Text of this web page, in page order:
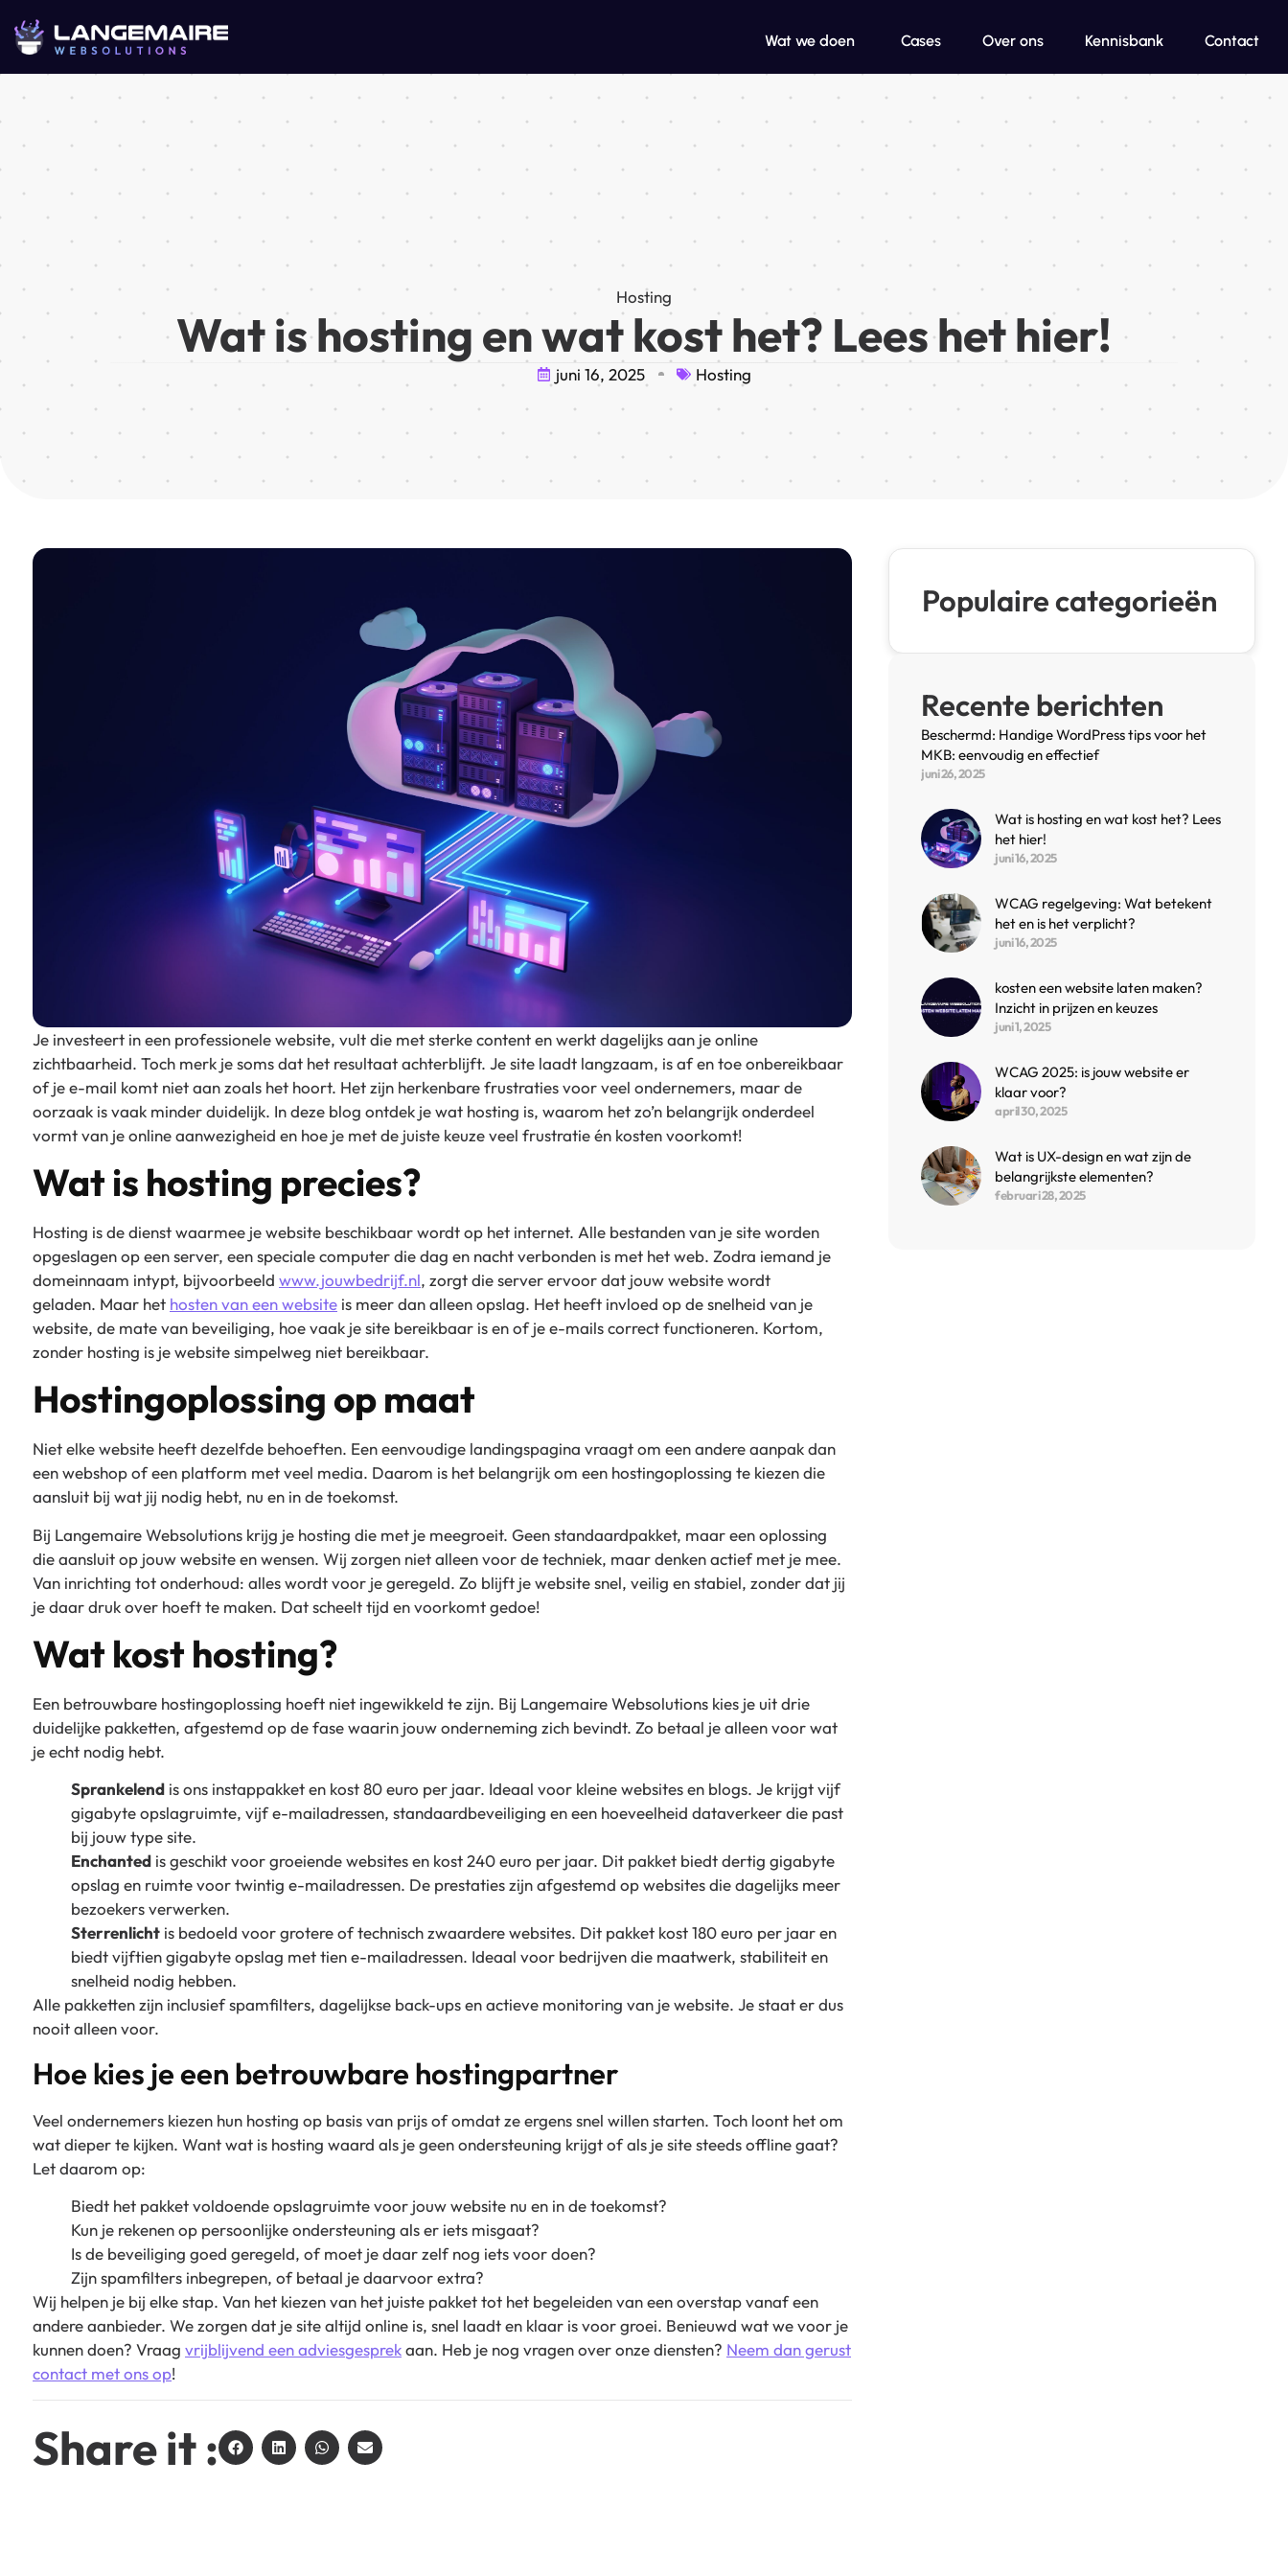
Wat we doen Cases Over ons Kennisbank Contact
Hosting
Wat is hosting en wat kost het? Lees het hier!
juni 16, 2025 Hosting
Je investeert in een professionele website, vult die met sterke content en werkt dagelijks aan je online
zichtbaarheid. Toch merk je soms dat het resultaat achterblijft. Je site laadt langzaam, is af en toe onbereikbaar
of je e-mail komt niet aan zoals het hoort. Het zijn herkenbare frustraties voor veel ondernemers, maar de
oorzaak is vaak minder duidelijk. In deze blog ontdek je wat hosting is, waarom het zo’n belangrijk onderdeel
vormt van je online aanwezigheid en hoe je met de juiste keuze veel frustratie én kosten voorkomt!
Wat is hosting precies?
Hosting is de dienst waarmee je website beschikbaar wordt op het internet. Alle bestanden van je site worden
opgeslagen op een server, een speciale computer die dag en nacht verbonden is met het web. Zodra iemand je
domeinnaam intypt, bijvoorbeeld www.jouwbedrijf.nl, zorgt die server ervoor dat jouw website wordt
geladen. Maar het hosten van een website is meer dan alleen opslag. Het heeft invloed op de snelheid van je
website, de mate van beveiliging, hoe vaak je site bereikbaar is en of je e-mails correct functioneren. Kortom,
zonder hosting is je website simpelweg niet bereikbaar.
Hostingoplossing op maat
Niet elke website heeft dezelfde behoeften. Een eenvoudige landingspagina vraagt om een andere aanpak dan
een webshop of een platform met veel media. Daarom is het belangrijk om een hostingoplossing te kiezen die
aansluit bij wat jij nodig hebt, nu en in de toekomst.
Bij Langemaire Websolutions krijg je hosting die met je meegroeit. Geen standaardpakket, maar een oplossing
die aansluit op jouw website en wensen. Wij zorgen niet alleen voor de techniek, maar denken actief met je mee.
Van inrichting tot onderhoud: alles wordt voor je geregeld. Zo blijft je website snel, veilig en stabiel, zonder dat jij
je daar druk over hoeft te maken. Dat scheelt tijd en voorkomt gedoe!
Wat kost hosting?
Een betrouwbare hostingoplossing hoeft niet ingewikkeld te zijn. Bij Langemaire Websolutions kies je uit drie
duidelijke pakketten, afgestemd op de fase waarin jouw onderneming zich bevindt. Zo betaal je alleen voor wat
je echt nodig hebt.
Sprankelend is ons instappakket en kost 80 euro per jaar. Ideaal voor kleine websites en blogs. Je krijgt vijf
gigabyte opslagruimte, vijf e-mailadressen, standaardbeveiliging en een hoeveelheid dataverkeer die past
bij jouw type site.
Enchanted is geschikt voor groeiende websites en kost 240 euro per jaar. Dit pakket biedt dertig gigabyte
opslag en ruimte voor twintig e-mailadressen. De prestaties zijn afgestemd op websites die dagelijks meer
bezoekers verwerken.
Sterrenlicht is bedoeld voor grotere of technisch zwaardere websites. Dit pakket kost 180 euro per jaar en
biedt vijftien gigabyte opslag met tien e-mailadressen. Ideaal voor bedrijven die maatwerk, stabiliteit en
snelheid nodig hebben.
Alle pakketten zijn inclusief spamfilters, dagelijkse back-ups en actieve monitoring van je website. Je staat er dus
nooit alleen voor.
Hoe kies je een betrouwbare hostingpartner
Veel ondernemers kiezen hun hosting op basis van prijs of omdat ze ergens snel willen starten. Toch loont het om
wat dieper te kijken. Want wat is hosting waard als je geen ondersteuning krijgt of als je site steeds offline gaat?
Let daarom op:
Biedt het pakket voldoende opslagruimte voor jouw website nu en in de toekomst?
Kun je rekenen op persoonlijke ondersteuning als er iets misgaat?
Is de beveiliging goed geregeld, of moet je daar zelf nog iets voor doen?
Zijn spamfilters inbegrepen, of betaal je daarvoor extra?
Wij helpen je bij elke stap. Van het kiezen van het juiste pakket tot het begeleiden van een overstap vanaf een
andere aanbieder. We zorgen dat je site altijd online is, snel laadt en klaar is voor groei. Benieuwd wat we voor je
kunnen doen? Vraag vrijblijvend een adviesgesprekaan. Heb je nog vragen over onze diensten? Neem dan gerust
contact met ons op!
Share it :
Populaire categorieën
Recente berichten
Beschermd: Handige WordPress tips voor het
MKB: eenvoudig en effectief
juni 26, 2025
Wat is hosting en wat kost het? Lees
het hier!
juni 16, 2025
WCAG regelgeving: Wat betekent
het en is het verplicht?
juni 16, 2025
kosten een website laten maken?
Inzicht in prijzen en keuzes
juni 1, 2025
WCAG 2025: is jouw website er
klaar voor?
april 30, 2025
Wat is UX-design en wat zijn de
belangrijkste elementen?
februari 28, 2025